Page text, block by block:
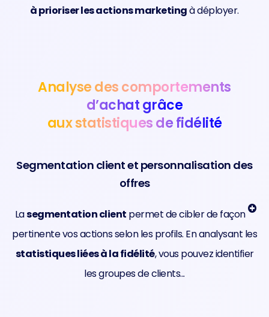
à prioriser les actions marketingà déployer.
Analyse des comportements
d’achat grâce
aux statistiques de fidélité
Segmentation client et personnalisation des
offres
Lasegmentation client permet de cibler de façon
pertinente vos actions selon les profils. En analysant les
statistiques liées à la fidélité, vous pouvez identifier
les groupes de clients...